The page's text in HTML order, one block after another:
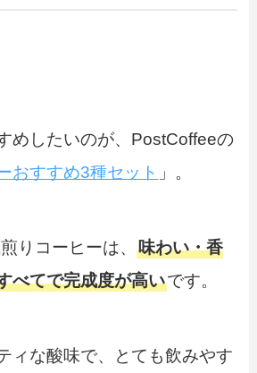
めしたいのが、PostCoffeeの
おすすめ3種セット 」。
りコーヒーは、味わい・香
べてで完成度が高いです。
ィな酸味で、とても飲みやす